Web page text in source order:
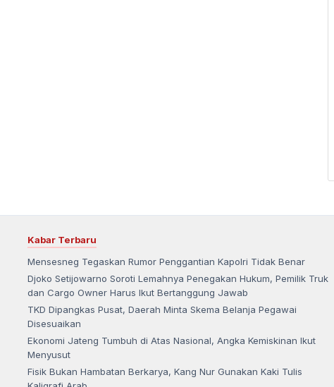
Kabar Terbaru
Mensesneg Tegaskan Rumor Penggantian Kapolri Tidak Benar
Djoko Setijowarno Soroti Lemahnya Penegakan Hukum, Pemilik Truk
dan Cargo Owner Harus Ikut Bertanggung Jawab
TKD Dipangkas Pusat, Daerah Minta Skema Belanja Pegawai
Disesuaikan
Ekonomi Jateng Tumbuh di Atas Nasional, Angka Kemiskinan Ikut
Menyusut
Fisik Bukan Hambatan Berkarya, Kang Nur Gunakan Kaki Tulis